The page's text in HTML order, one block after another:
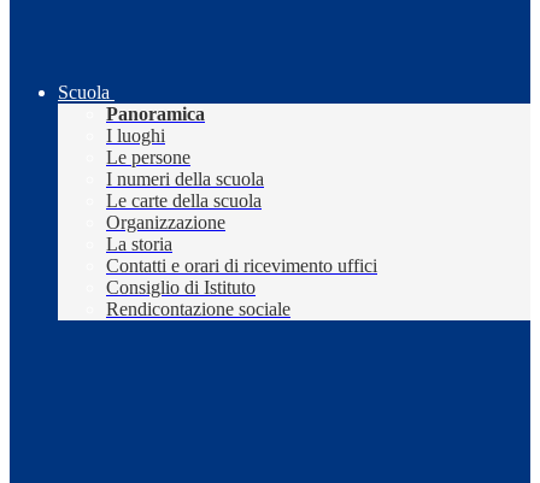
Scuola
Panoramica
I luoghi
Le persone
I numeri della scuola
Le carte della scuola
Organizzazione
La storia
Contatti e orari di ricevimento uffici
Consiglio di Istituto
Rendicontazione sociale